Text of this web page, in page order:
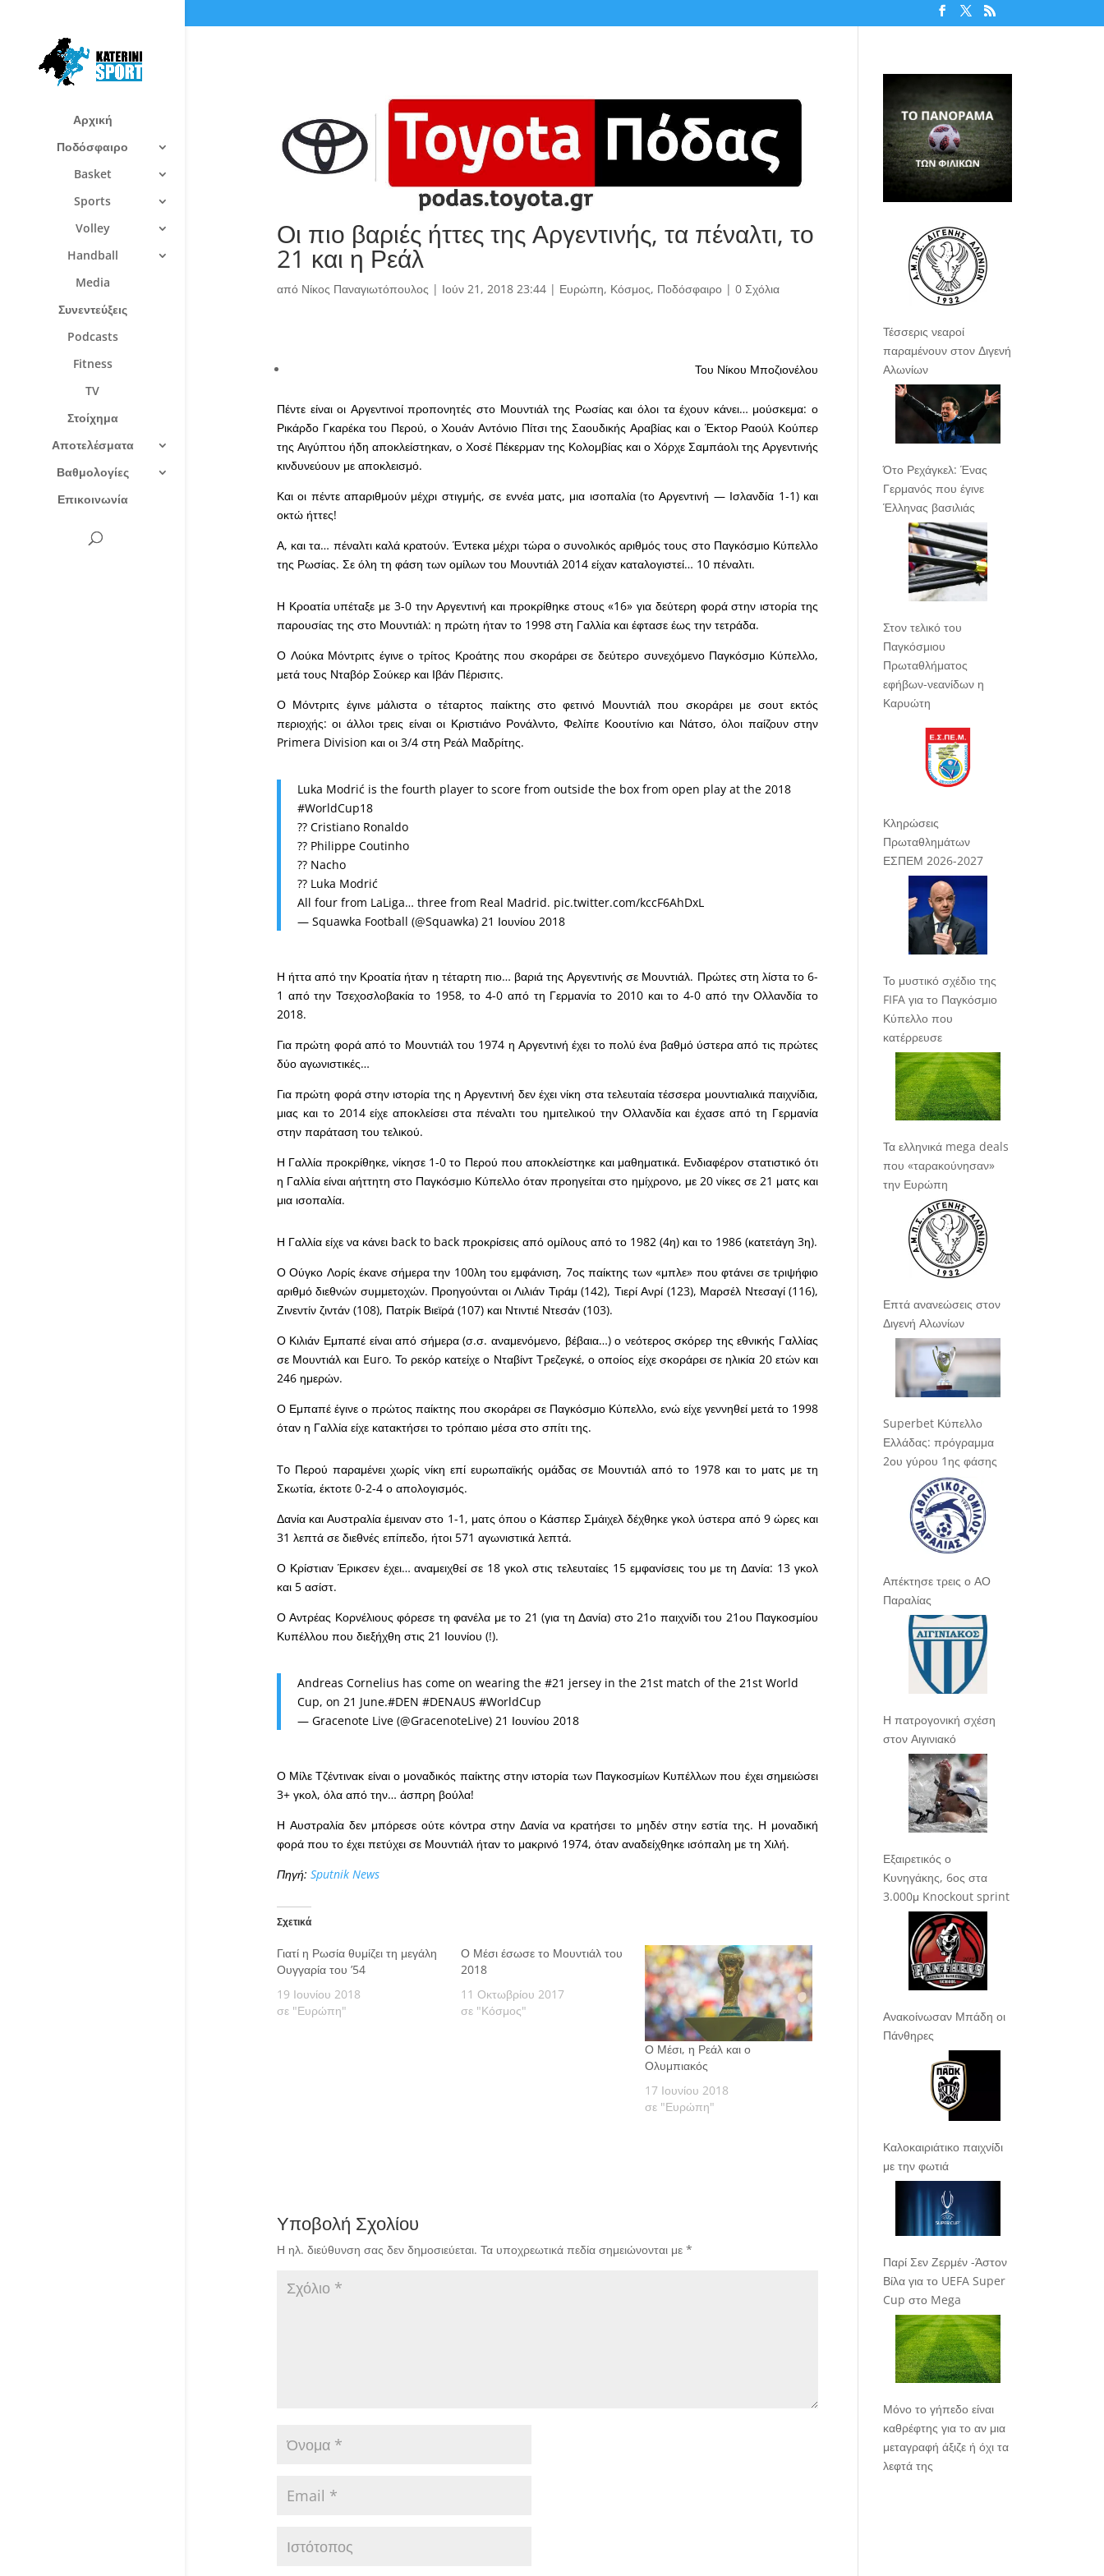
Αρχική
Ποδόσφαιρο
Basket
Sports
Volley
Handball
Media
Συνεντεύξεις
Podcasts
Fitness
TV
Στοίχημα
Αποτελέσματα
Βαθμολογίες
Επικοινωνία
Οι πιο βαριές ήττες της Αργεντινής, τα πέναλτι, το
21 και η Ρεάλ
από Νίκος Παναγιωτόπουλος | Ιούν 21, 2018 23:44| Ευρώπη, Κόσμος, Ποδόσφαιρο| 0 Σχόλια
Του Νίκου Μποζιονέλου
Πέντε είναι οι Αργεντινοί προπονητές στο Μουντιάλ της Ρωσίας και όλοι τα έχουν κάνει… μούσκεμα: ο
Ρικάρδο Γκαρέκα του Περού, ο Χουάν Αντόνιο Πίτσι της Σαουδικής Αραβίας και ο Έκτορ Ραούλ Κούπερ
της Αιγύπτου ήδη αποκλείστηκαν, ο Χοσέ Πέκερμαν της Κολομβίας και ο Χόρχε Σαμπάολι της Αργεντινής
κινδυνεύουν με αποκλεισμό.
Και οι πέντε απαριθμούν μέχρι στιγμής, σε εννέα ματς, μια ισοπαλία (το Αργεντινή — Ισλανδία 1-1) και
οκτώ ήττες!
Α, και τα… πέναλτι καλά κρατούν. Έντεκα μέχρι τώρα ο συνολικός αριθμός τους στο Παγκόσμιο Κύπελλο
της Ρωσίας. Σε όλη τη φάση των ομίλων του Μουντιάλ 2014 είχαν καταλογιστεί… 10 πέναλτι.
Η Κροατία υπέταξε με 3-0 την Αργεντινή και προκρίθηκε στους «16» για δεύτερη φορά στην ιστορία της
παρουσίας της στο Μουντιάλ: η πρώτη ήταν το 1998 στη Γαλλία και έφτασε έως την τετράδα.
Ο Λούκα Μόντριτς έγινε ο τρίτος Κροάτης που σκοράρει σε δεύτερο συνεχόμενο Παγκόσμιο Κύπελλο,
μετά τους Νταβόρ Σούκερ και Ιβάν Πέρισιτς.
Ο Μόντριτς έγινε μάλιστα ο τέταρτος παίκτης στο φετινό Μουντιάλ που σκοράρει με σουτ εκτός
περιοχής: οι άλλοι τρεις είναι οι Κριστιάνο Ρονάλντο, Φελίπε Κοουτίνιο και Νάτσο, όλοι παίζουν στην
Primera Division και οι 3/4 στη Ρεάλ Μαδρίτης.
Luka Modrić is the fourth player to score from outside the box from open play at the 2018
#WorldCup18
?? Cristiano Ronaldo
?? Philippe Coutinho
?? Nacho
?? Luka Modrić
All four from LaLiga… three from Real Madrid. pic.twitter.com/kccF6AhDxL
— Squawka Football (@Squawka) 21 Ιουνίου 2018
Η ήττα από την Κροατία ήταν η τέταρτη πιο… βαριά της Αργεντινής σε Μουντιάλ. Πρώτες στη λίστα το 6-
1 από την Τσεχοσλοβακία το 1958, το 4-0 από τη Γερμανία το 2010 και το 4-0 από την Ολλανδία το
2018.
Για πρώτη φορά από το Μουντιάλ του 1974 η Αργεντινή έχει το πολύ ένα βαθμό ύστερα από τις πρώτες
δύο αγωνιστικές…
Για πρώτη φορά στην ιστορία της η Αργεντινή δεν έχει νίκη στα τελευταία τέσσερα μουντιαλικά παιχνίδια,
μιας και το 2014 είχε αποκλείσει στα πέναλτι του ημιτελικού την Ολλανδία και έχασε από τη Γερμανία
στην παράταση του τελικού.
Η Γαλλία προκρίθηκε, νίκησε 1-0 το Περού που αποκλείστηκε και μαθηματικά. Ενδιαφέρον στατιστικό ότι
η Γαλλία είναι αήττητη στο Παγκόσμιο Κύπελλο όταν προηγείται στο ημίχρονο, με 20 νίκες σε 21 ματς και
μια ισοπαλία.
Η Γαλλία είχε να κάνει back to back προκρίσεις από ομίλους από το 1982 (4η) και το 1986 (κατετάγη 3η).
Ο Ούγκο Λορίς έκανε σήμερα την 100λη του εμφάνιση, 7ος παίκτης των «μπλε» που φτάνει σε τριψήφιο
αριθμό διεθνών συμμετοχών. Προηγούνται οι Λιλιάν Τιράμ (142), Τιερί Ανρί (123), Μαρσέλ Ντεσαγί (116),
Ζινεντίν ζιντάν (108), Πατρίκ Βιεϊρά (107) και Ντιντιέ Ντεσάν (103).
Ο Κιλιάν Εμπαπέ είναι από σήμερα (σ.σ. αναμενόμενο, βέβαια…) ο νεότερος σκόρερ της εθνικής Γαλλίας
σε Μουντιάλ και Euro. Το ρεκόρ κατείχε ο Νταβίντ Τρεζεγκέ, ο οποίος είχε σκοράρει σε ηλικία 20 ετών και
246 ημερών.
Ο Εμπαπέ έγινε ο πρώτος παίκτης που σκοράρει σε Παγκόσμιο Κύπελλο, ενώ είχε γεννηθεί μετά το 1998
όταν η Γαλλία είχε κατακτήσει το τρόπαιο μέσα στο σπίτι της.
To Περού παραμένει χωρίς νίκη επί ευρωπαϊκής ομάδας σε Μουντιάλ από το 1978 και το ματς με τη
Σκωτία, έκτοτε 0-2-4 ο απολογισμός.
Δανία και Αυστραλία έμειναν στο 1-1, ματς όπου ο Κάσπερ Σμάιχελ δέχθηκε γκολ ύστερα από 9 ώρες και
31 λεπτά σε διεθνές επίπεδο, ήτοι 571 αγωνιστικά λεπτά.
Ο Κρίστιαν Έρικσεν έχει… αναμειχθεί σε 18 γκολ στις τελευταίες 15 εμφανίσεις του με τη Δανία: 13 γκολ
και 5 ασίστ.
Ο Αντρέας Κορνέλιους φόρεσε τη φανέλα με το 21 (για τη Δανία) στο 21ο παιχνίδι του 21ου Παγκοσμίου
Κυπέλλου που διεξήχθη στις 21 Ιουνίου (!).
Andreas Cornelius has come on wearing the #21 jersey in the 21st match of the 21st World
Cup, on 21 June.#DEN #DENAUS #WorldCup
— Gracenote Live (@GracenoteLive) 21 Ιουνίου 2018
Ο Μίλε Τζέντινακ είναι ο μοναδικός παίκτης στην ιστορία των Παγκοσμίων Κυπέλλων που έχει σημειώσει
3+ γκολ, όλα από την… άσπρη βούλα!
Η Αυστραλία δεν μπόρεσε ούτε κόντρα στην Δανία να κρατήσει το μηδέν στην εστία της. Η μοναδική
φορά που το έχει πετύχει σε Μουντιάλ ήταν το μακρινό 1974, όταν αναδείχθηκε ισόπαλη με τη Χιλή.
Πηγή: Sputnik News
Σχετικά
Γιατί η Ρωσία θυμίζει τη μεγάλη
Ουγγαρία του ’54
19 Ιουνίου 2018
σε "Ευρώπη"
Ο Μέσι έσωσε το Μουντιάλ του
2018
11 Οκτωβρίου 2017
σε "Κόσμος"
Ο Μέσι, η Ρεάλ και ο
Ολυμπιακός
17 Ιουνίου 2018
σε "Ευρώπη"
Υποβολή Σχολίου
Η ηλ. διεύθυνση σας δεν δημοσιεύεται. Τα υποχρεωτικά πεδία σημειώνονται με *
Τέσσερις νεαροί
παραμένουν στον Διγενή
Αλωνίων
Ότο Ρεχάγκελ: Ένας
Γερμανός που έγινε
Έλληνας βασιλιάς
Στον τελικό του
Παγκόσμιου
Πρωταθλήματος
εφήβων-νεανίδων η
Καρυώτη
Κληρώσεις
Πρωταθλημάτων
ΕΣΠΕΜ 2026-2027
Το μυστικό σχέδιο της
FIFA για το Παγκόσμιο
Κύπελλο που
κατέρρευσε
Τα ελληνικά mega deals
που «ταρακούνησαν»
την Ευρώπη
Επτά ανανεώσεις στον
Διγενή Αλωνίων
Superbet Κύπελλο
Ελλάδας: πρόγραμμα
2ου γύρου 1ης φάσης
Απέκτησε τρεις ο ΑΟ
Παραλίας
Η πατρογονική σχέση
στον Αιγινιακό
Εξαιρετικός ο
Κυνηγάκης, 6ος στα
3.000μ Knockout sprint
Ανακοίνωσαν Μπάδη οι
Πάνθηρες
Καλοκαιριάτικο παιχνίδι
με την φωτιά
Παρί Σεν Ζερμέν -Άστον
Βίλα για το UEFA Super
Cup στο Mega
Μόνο το γήπεδο είναι
καθρέφτης για το αν μια
μεταγραφή άξιζε ή όχι τα
λεφτά της